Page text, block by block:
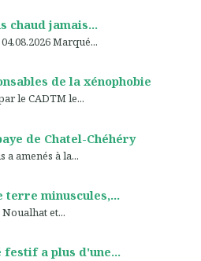
chaud jamais...
Marqué...
de la xénophobie
le CADTM le...
de Chatel-Chéhéry
a amenés à la...
terre minuscules,...
et...
festif a plus d'une...